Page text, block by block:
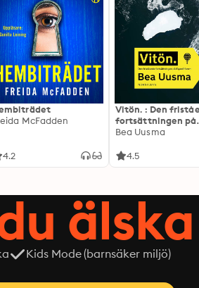
McFadden
4.2
Vitön. : Den
fortsättningen på
Expeditionen
Bea Uusma
4.5
Kids Mode (barnsäker miljö)